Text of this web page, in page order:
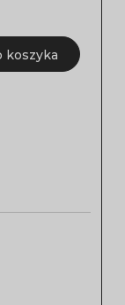
koszyka